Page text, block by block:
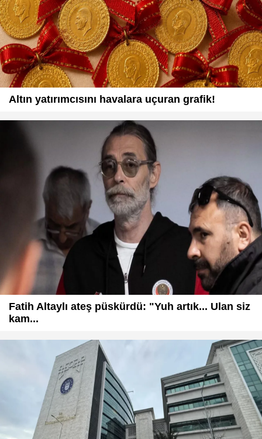
Altın yatırımcısını havalara uçuran grafik!
Fatih Altaylı ateş püskürdü: "Yuh artık... Ulan siz
kam...